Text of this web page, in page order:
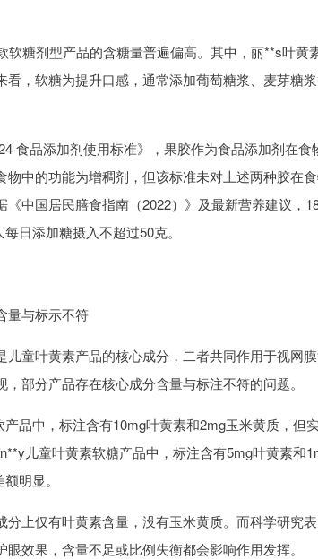
糖剂型产品的含糖量普遍偏高。其中，丽**s叶黄
看，软糖为提升口感，通常添加葡萄糖浆、麦芽糖
品添加剂使用标准》，果胶作为食品添加剂在食
物中的功能为增稠剂，但该标准未对上述两种胶在
《中国居民膳食指南（2022）》及最新营养建议，
日添加糖摄入不超过50克。
与标示不符
童叶黄素产品的核心成分，二者共同作用于视网
部分产品存在核心成分含量与标注不符的问题。
中，标注含有10mg叶黄素和2mg玉米黄质，但
儿童叶黄素软糖产品中，标注含有5mg叶黄素和
明显。
上仅有叶黄素含量，没有玉米黄质。而科学研究
效果，含量不足或比例失衡都会影响作用发挥。